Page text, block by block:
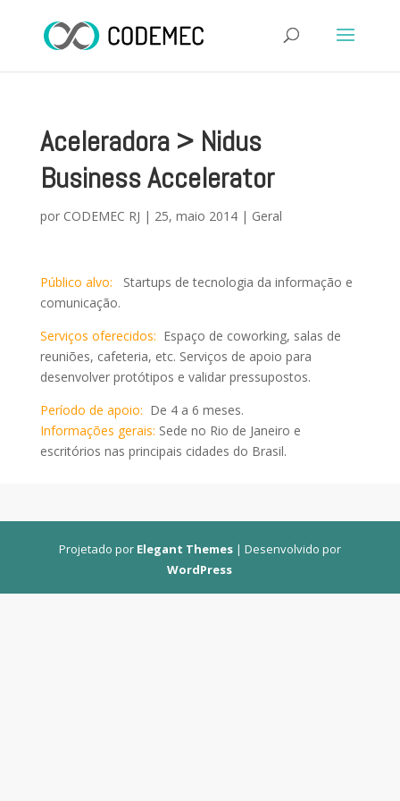
Aceleradora > Nidus
Business Accelerator
por CODEMEC RJ | 25, maio 2014| Geral
Público alvo: Startups de tecnologia da informação e
comunicação.
Serviços oferecidos: Espaço de coworking, salas de
reuniões, cafeteria, etc. Serviços de apoio para
desenvolver protótipos e validar pressupostos.
Período de apoio: De 4 a 6 meses.
Informações gerais: Sede no Rio de Janeiro e
escritórios nas principais cidades do Brasil.
Projetado por Elegant Themes| Desenvolvido por
WordPress